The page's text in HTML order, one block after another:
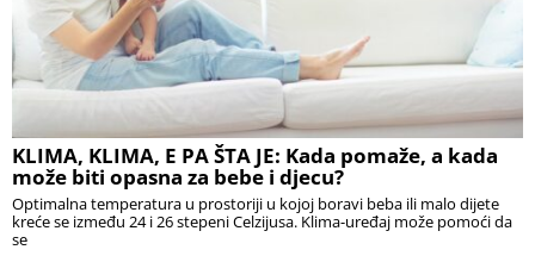
KLIMA, KLIMA, E PA ŠTA JE: Kada pomaže, a kada
može biti opasna za bebe i djecu?
Optimalna temperatura u prostoriji u kojoj boravi beba ili malo dijete
kreće se između 24 i 26 stepeni Celzijusa. Klima-uređaj može pomoći da
se